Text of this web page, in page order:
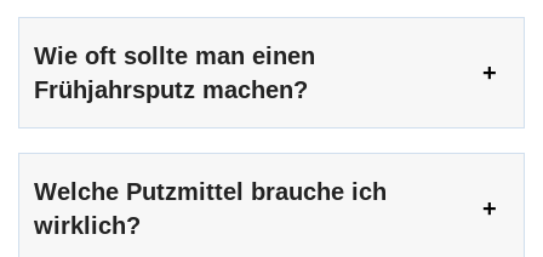
Wie oft sollte man einen
Frühjahrsputz machen?
Welche Putzmittel brauche ich
wirklich?